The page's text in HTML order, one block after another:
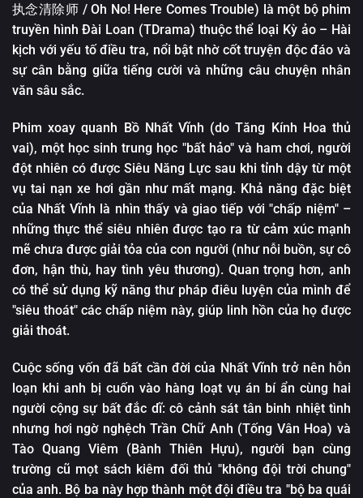
Tập 08
Tập 09
Tập 10
Tập 12
执念清除师 / Oh No! Here Comes Trouble) là một bộ phim
truyền hình Đài Loan (TDrama) thuộc thể loại Kỳ ảo – Hài
kịch với yếu tố điều tra, nổi bật nhờ cốt truyện độc đáo và
sự cân bằng giữa tiếng cười và những câu chuyện nhân
văn sâu sắc.
Phim xoay quanh Bồ Nhất Vĩnh (do Tăng Kính Hoa thủ
vai), một học sinh trung học "bất hảo" và ham chơi, người
đột nhiên có được Siêu Năng Lực sau khi tỉnh dậy từ một
vụ tai nạn xe hơi gần như mất mạng. Khả năng đặc biệt
của Nhất Vĩnh là nhìn thấy và giao tiếp với "chấp niệm" –
những thực thể siêu nhiên được tạo ra từ cảm xúc mạnh
mẽ chưa được giải tỏa của con người (như nỗi buồn, sự cô
đơn, hận thù, hay tình yêu thương). Quan trọng hơn, anh
có thể sử dụng kỹ năng thư pháp điêu luyện của mình để
"siêu thoát" các chấp niệm này, giúp linh hồn của họ được
giải thoát.
Cuộc sống vốn đã bất cần đời của Nhất Vĩnh trở nên hỗn
loạn khi anh bị cuốn vào hàng loạt vụ án bí ẩn cùng hai
người cộng sự bất đắc dĩ: cô cảnh sát tân binh nhiệt tình
nhưng hơi ngờ nghệch Trần Chữ Anh (Tống Vân Hoa) và
Tào Quang Viêm (Bành Thiên Hựu), người bạn cùng
trường cũ mọt sách kiêm đối thủ "không đội trời chung"
của anh. Bộ ba này hợp thành một đội điều tra "bộ ba quái